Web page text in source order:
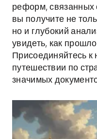
реформ, связанных
вы получите не
но и глубокий
увидеть, как
Присоединяйтесь к
путешествии по
значимых